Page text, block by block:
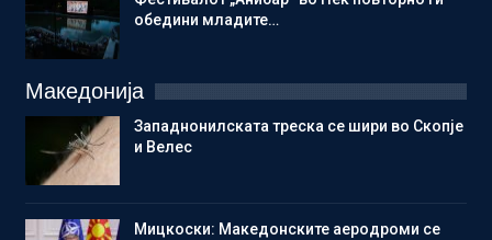
обедини младите…
Македонија
Западнонилската треска се шири во Скопје
и Велес
Мицкоски: Македонските аеродроми се